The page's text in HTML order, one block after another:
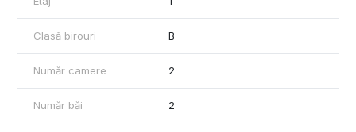
Clasă birouri B
Număr camere 2
Număr băi 2